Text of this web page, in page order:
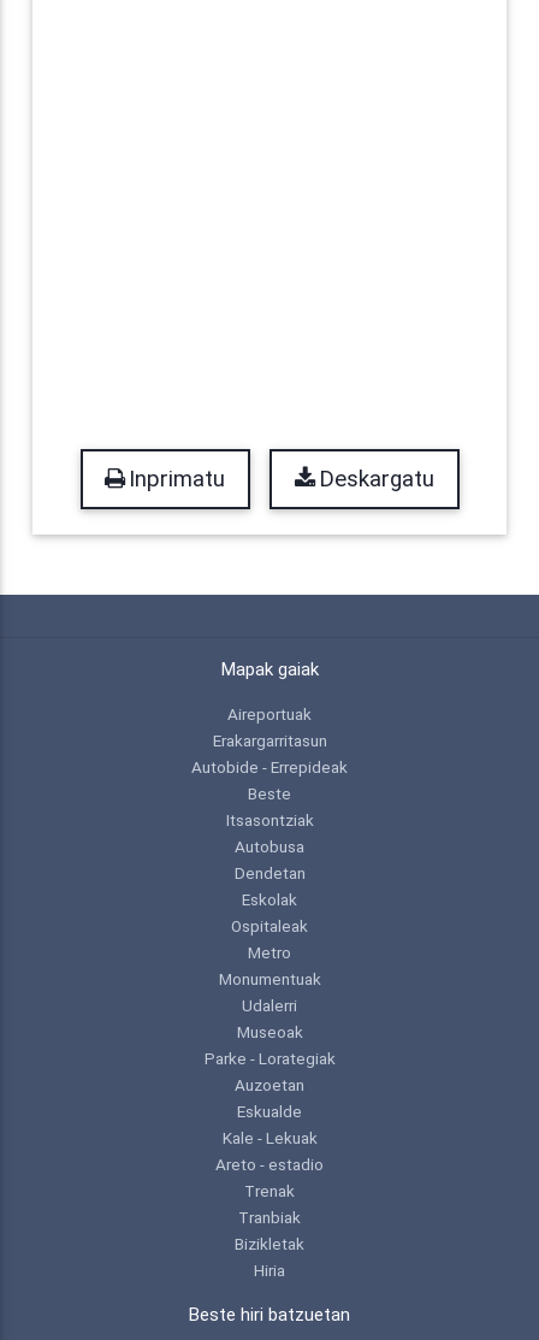
Inprimatu Deskargatu
Mapak gaiak
Aireportuak
Erakargarritasun
Autobide - Errepideak
Beste
Itsasontziak
Autobusa
Dendetan
Eskolak
Ospitaleak
Metro
Monumentuak
Udalerri
Museoak
Parke - Lorategiak
Auzoetan
Eskualde
Kale - Lekuak
Areto - estadio
Trenak
Tranbiak
Bizikletak
Hiria
Beste hiri batzuetan